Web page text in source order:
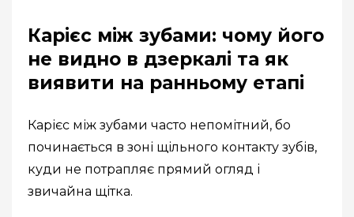
Карієс між зубами: чому його
не видно в дзеркалі та як
виявити на ранньому етапі
Карієс між зубами часто непомітний, бо
починається в зоні щільного контакту зубів,
куди не потрапляє прямий огляд і
звичайна щітка.